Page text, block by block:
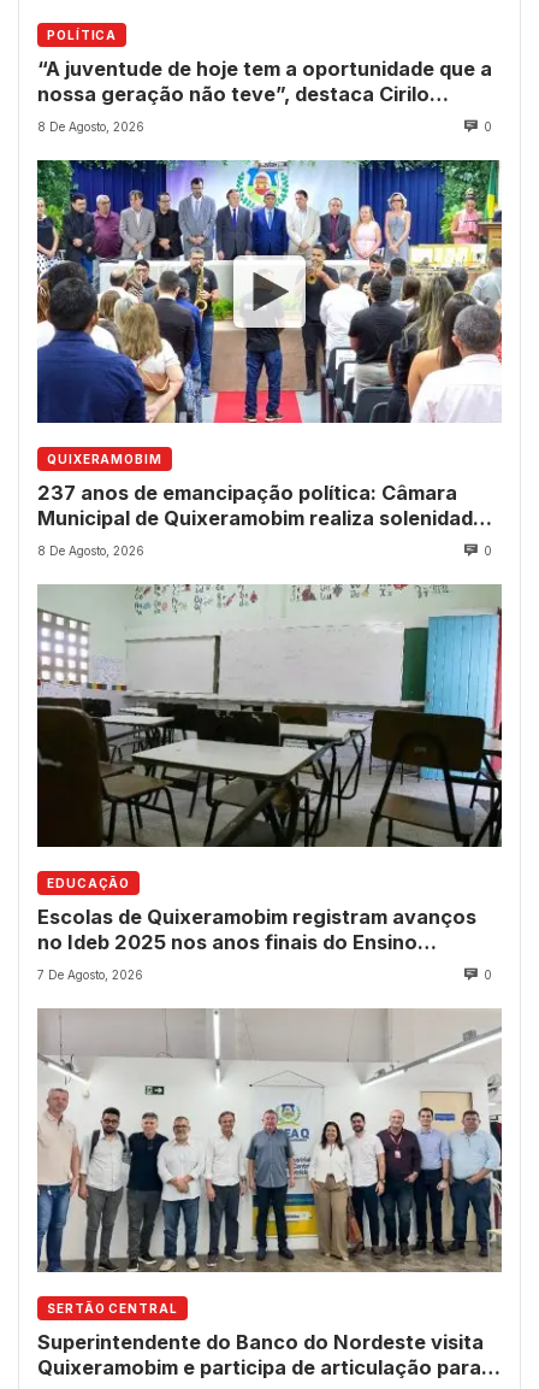
POLÍTICA
“A juventude de hoje tem a oportunidade que a
nossa geração não teve”, destaca Cirilo
Pimenta durante Sessão Solene
8 De Agosto, 2026 0
QUIXERAMOBIM
237 anos de emancipação política: Câmara
Municipal de Quixeramobim realiza solenidade
para entrega de comendas e títulos
8 De Agosto, 2026 0
EDUCAÇÃO
Escolas de Quixeramobim registram avanços
no Ideb 2025 nos anos finais do Ensino
Fundamental
7 De Agosto, 2026 0
SERTÃO CENTRAL
Superintendente do Banco do Nordeste visita
Quixeramobim e participa de articulação para